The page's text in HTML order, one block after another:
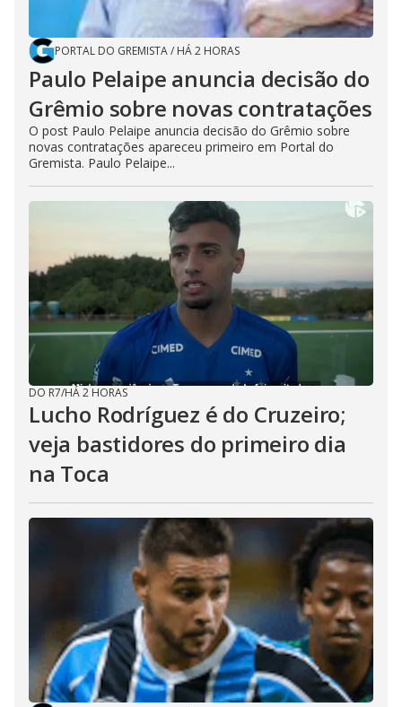
PORTAL DO GREMISTA/ HÁ 2 HORAS
Paulo Pelaipe anuncia decisão do
Grêmio sobre novas contratações
O post Paulo Pelaipe anuncia decisão do Grêmio sobre
novas contratações apareceu primeiro em Portal do
Gremista. Paulo Pelaipe...
DO R7/HÁ 2 HORAS
Lucho Rodríguez é do Cruzeiro;
veja bastidores do primeiro dia
na Toca